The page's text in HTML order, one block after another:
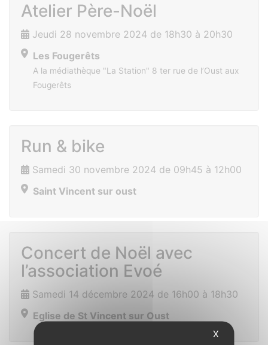
Atelier Père-Noël
Jeudi 28 novembre 2024 de 18h30 à 20h30
Les Fougerêts
A la médiathèque "La Station" 8 ter rue de l’Oust aux
Fougerêts
Run & bike
Samedi 30 novembre 2024 de 09h45 à 12h00
Saint Vincent sur oust
Concert de Noël avec
l’association Evoé
Samedi 14 décembre 2024 de 16h00 à 18h30
Eglise de St Vincent sur Oust
X